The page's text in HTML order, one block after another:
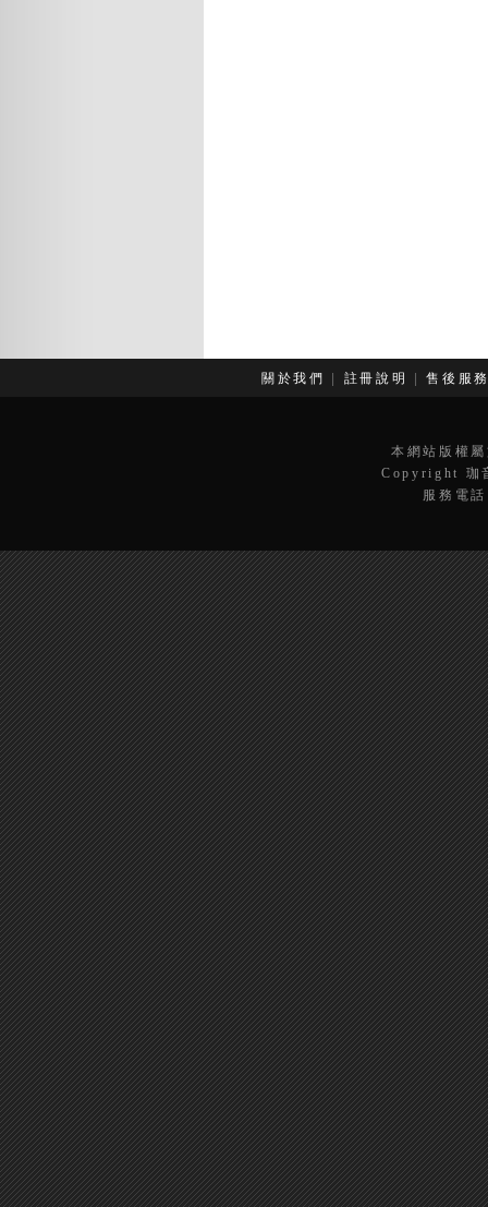
關於我們 註冊說明 售後服
本網站版權
Copyright 珈
服務電